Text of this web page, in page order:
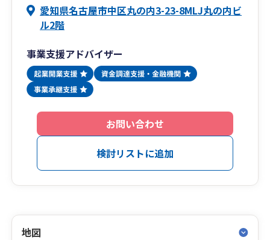
愛知県名古屋市中区丸の内3-23-8MLJ丸の内ビ
ル2階
事業支援アドバイザー
お問い合わせ
検討リストに追加
地図